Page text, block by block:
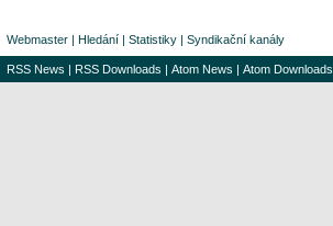
Webmaster | Hledání | Statistiky | Syndikační kanály
RSS News | RSS Downloads | Atom News | Atom Downloads